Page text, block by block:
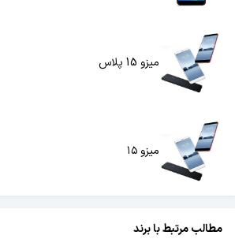
میزو 15 پلاس
میزو ۱۵
مطالب مرتبط با برند